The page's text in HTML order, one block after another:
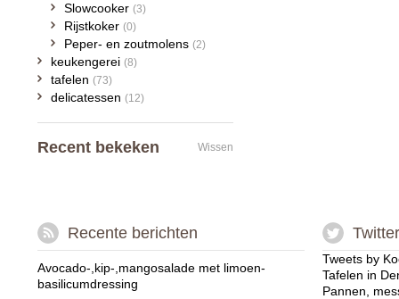
Slowcooker (3)
Rijstkoker (0)
Peper- en zoutmolens (2)
keukengerei (8)
tafelen (73)
delicatessen (12)
Recent bekeken Wissen
Recente berichten
Avocado-,kip-,mangosalade met limoen-
basilicumdressing
Twitter
Tweets by
Tafelen in
Pannen,